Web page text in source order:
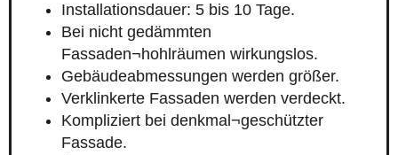
Installationsdauer: 5 bis 10 Tage.
Bei nicht gedämmten
Fassaden¬hohlräumen wirkungslos.
Gebäudeabmessungen werden größer.
Verklinkerte Fassaden werden verdeckt.
Kompliziert bei denkmal¬geschützter
Fassade.